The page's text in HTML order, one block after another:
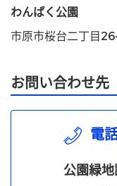
わんぱく公園
市原市桜台二丁目
お問い合わせ先
電
公園緑